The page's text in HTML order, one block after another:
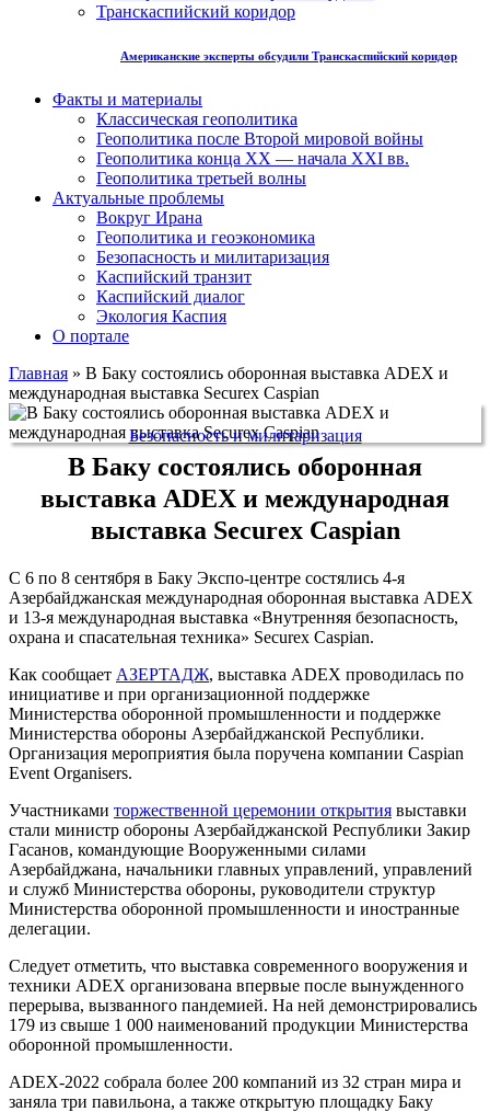
Американские эксперты обсудили Транскаспийский коридор
Факты и материалы
Классическая геополитика
Геополитика после Второй мировой войны
Геополитика конца XX — начала XXI вв.
Геополитика третьей волны
Актуальные проблемы
Вокруг Ирана
Геополитика и геоэкономика
Безопасность и милитаризация
Каспийский транзит
Каспийский диалог
Экология Каспия
О портале
Главная » В Баку состоялись оборонная выставка ADEX и
международная выставка Securex Caspian
Безопасность и милитаризация
В Баку состоялись оборонная
выставка ADEX и международная
выставка Securex Caspian
С 6 по 8 сентября в Баку Экспо-центре состялись 4-я
Азербайджанская международная оборонная выставка ADEX
и 13-я международная выставка «Внутренняя безопасность,
охрана и спасательная техника» Securex Caspian.
Как сообщает АЗЕРТАДЖ, выставка ADEX проводилась по
инициативе и при организационной поддержке
Министерства оборонной промышленности и поддержке
Министерства обороны Азербайджанской Республики.
Организация мероприятия была поручена компании Caspian
Event Organisers.
Участниками торжественной церемонии открытия выставки
стали министр обороны Азербайджанской Республики Закир
Гасанов, командующие Вооруженными силами
Азербайджана, начальники главных управлений, управлений
и служб Министерства обороны, руководители структур
Министерства оборонной промышленности и иностранные
делегации.
Следует отметить, что выставка современного вооружения и
техники ADEX организована впервые после вынужденного
перерыва, вызванного пандемией. На ней демонстрировались
179 из свыше 1 000 наименований продукции Министерства
оборонной промышленности.
ADEX-2022 собрала более 200 компаний из 32 стран мира и
заняла три павильона, а также открытую площадку Баку